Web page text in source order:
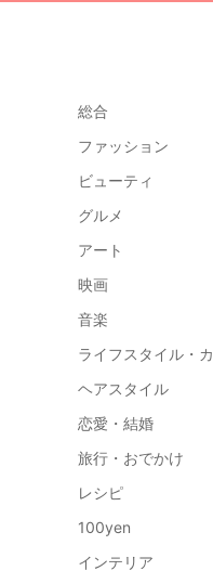
総合
ファッション
ビューティ
グルメ
アート
映画
音楽
ライフスタイル・
ヘアスタイル
恋愛・結婚
旅行・おでかけ
レシピ
100yen
インテリア